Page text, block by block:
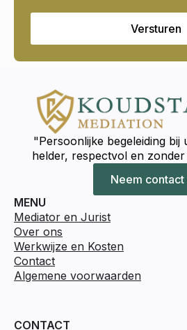
Versturen
"Persoonlijke begeleiding bij
helder, respectvol en
Neem contact
MENU
Mediator en Jurist
Over ons
Werkwijze en Kosten
Contact
Algemene voorwaarden
CONTACT